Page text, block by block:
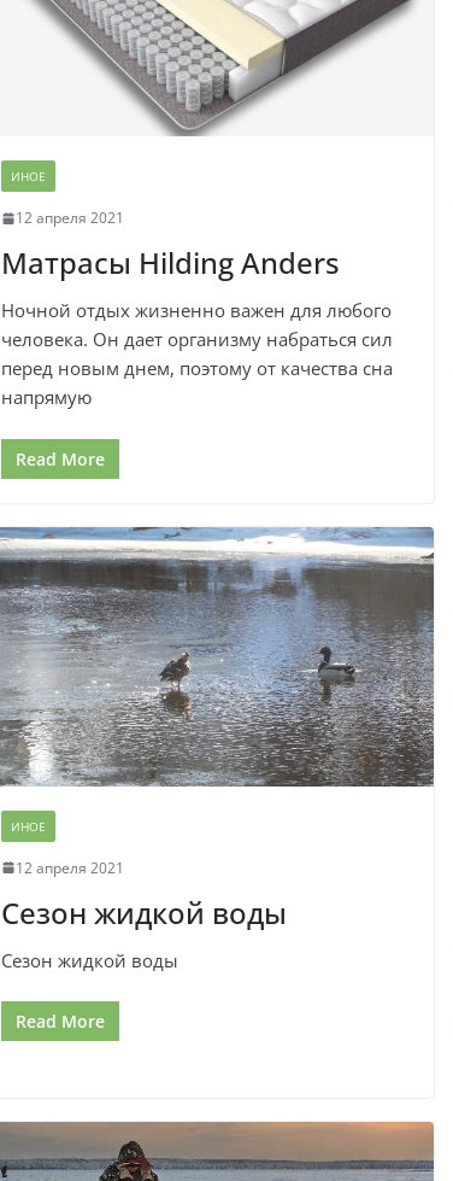
ИНОЕ
12 апреля 2021
Матрасы Hilding Anders
Ночной отдых жизненно важен для любого
человека. Он дает организму набраться сил
перед новым днем, поэтому от качества сна
напрямую
Read More
ИНОЕ
12 апреля 2021
Сезон жидкой воды
Сезон жидкой воды
Read More